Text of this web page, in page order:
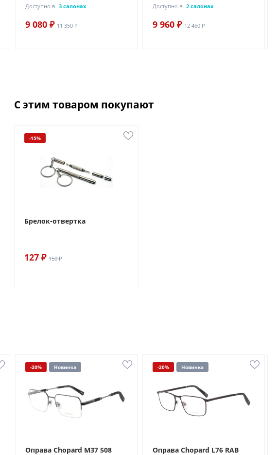
Доступно в 3 салонах
9 080 ₽ 11 350 ₽
Доступно в 2 салонах
9 960 ₽ 12 450 ₽
С этим товаром покупают
-15%
Брелок-отвертка
127 ₽ 150 ₽
-20% Новинка
Оправа Chopard M37 508
-20% Новинка
Оправа Chopard L76 RAB